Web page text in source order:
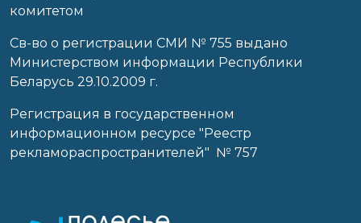
комитетом
Св-во о регистрации СМИ № 755 выдано
Министерством информации Республики
Беларусь 29.10.2009 г.
Регистрация в государственном
информационном ресурсе "Реестр
рекламораспространителей" № 757